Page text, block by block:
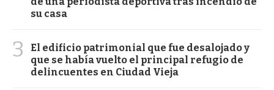
su casa
3
El edificio patrimonial que fue desalojado y
que se había vuelto el principal refugio de
delincuentes en Ciudad Vieja